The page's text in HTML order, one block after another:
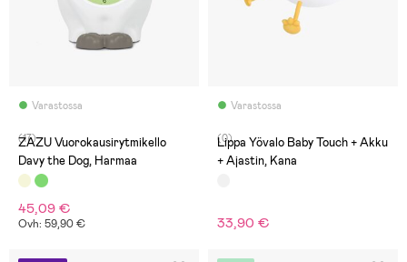
Varastossa
(17)
ZAZU Vuorokausirytmikello
Davy the Dog, Harmaa
45,09 €
Ovh: 59,90 €
Varastossa
(0)
Lippa Yövalo Baby Touch + Akku
+ Ajastin, Kana
33,90 €